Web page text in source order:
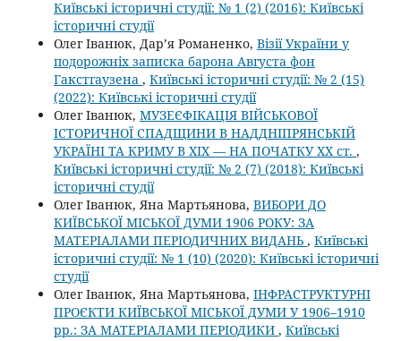
Київські історичні студії: № 1 (2) (2016): Київські
історичні студії
Олег Іванюк, Дар’я Романенко, Візії України у
подорожніх записка барона Августа фон
Гакстгаузена , Київські історичні студії: № 2 (15)
(2022): Київські історичні студії
Олег Іванюк, МУЗЕЄФІКАЦІЯ ВІЙСЬКОВОЇ
ІСТОРИЧНОЇ СПАДЩИНИ В НАДДНІПРЯНСЬКІЙ
УКРАЇНІ ТА КРИМУ В ХІХ — НА ПОЧАТКУ ХХ ст. ,
Київські історичні студії: № 2 (7) (2018): Київські
історичні студії
Олег Іванюк, Яна Мартьянова, ВИБОРИ ДО
КИЇВСЬКОЇ МІСЬКОЇ ДУМИ 1906 РОКУ: ЗА
МАТЕРІАЛАМИ ПЕРІОДИЧНИХ ВИДАНЬ , Київські
історичні студії: № 1 (10) (2020): Київські історичні
студії
Олег Іванюк, Яна Мартьянова, ІНФРАСТРУКТУРНІ
ПРОЄКТИ КИЇВСЬКОЇ МІСЬКОЇ ДУМИ У 1906–1910
рр.: ЗА МАТЕРІАЛАМИ ПЕРІОДИКИ , Київські